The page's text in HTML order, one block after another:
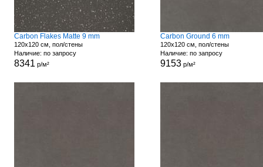
Carbon Flakes Matte 9 mm
120x120 см, пол/стены
Наличие: по запросу
8341 р/м²
Carbon Ground 6 mm
120x120 см, пол/стены
Наличие: по запросу
9153р/м²